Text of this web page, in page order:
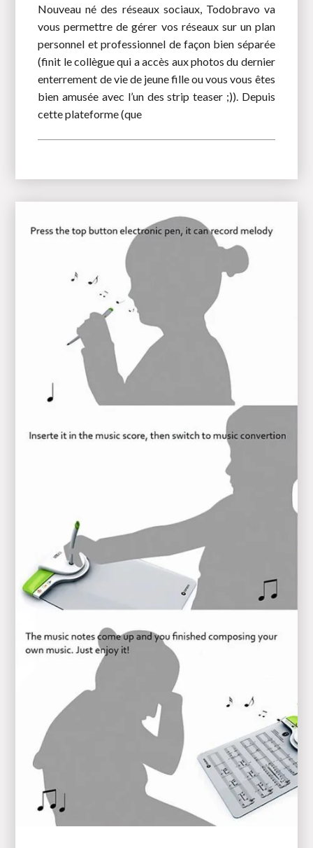
Nouveau né des réseaux sociaux, Todobravo va
vous permettre de gérer vos réseaux sur un plan
personnel et professionnel de façon bien séparée
(finit le collègue qui a accès aux photos du dernier
enterrement de vie de jeune fille ou vous vous êtes
bien amusée avec l’un des strip teaser ;)). Depuis
cette plateforme (que